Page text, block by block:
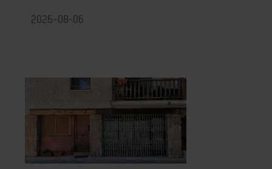
2026-08-06